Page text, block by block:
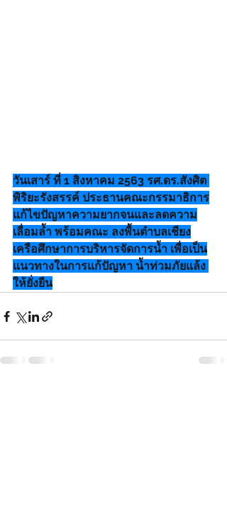
วันเสาร์​ ที่​ 1​ สิงหาคม​ 2563​ รศ.ดร.​สังศิต​
พิริยะ​รังสรรค์​ ประธาน​คณะกรรมาธิ​การ​
แก้ไข​ปัญหา​ความยากจน​และลดความ
เลื่อมล้ำ​ พร้อมคณะ​ ลงพื้นตำ​บล​เชียง
เครือศึกษา​การบริหาร​จัดการ​น้ำ​ เพื่อเป็น
แนวทางในการแก้ปัญหา​ น้ำท่วม​ภัยแล้ง​
ให้ยั่งยืน